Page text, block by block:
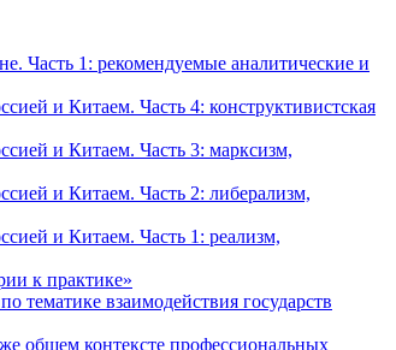
Часть 1: рекомендуемые аналитические и
и Китаем. Часть 4: конструктивистская
и Китаем. Часть 3: марксизм,
и Китаем. Часть 2: либерализм,
и Китаем. Часть 1: реализм,
к практике»
взаимодействия государств
общем контексте профессиональных